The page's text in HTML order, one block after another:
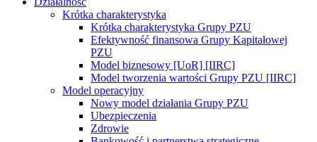
Krótka charakterystyka
Krótka charakterystyka Grupy PZU
Efektywność finansowa Grupy Kapitałowej
PZU
Model biznesowy [UoR] [IIRC]
Model tworzenia wartości Grupy PZU [IIRC]
Model operacyjny
Nowy model działania Grupy PZU
Ubezpieczenia
Zdrowie